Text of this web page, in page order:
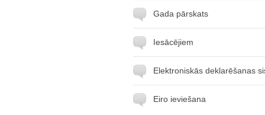
Gada pārskats
Iesācējiem
Elektroniskās deklarēšanas
Eiro ieviešana